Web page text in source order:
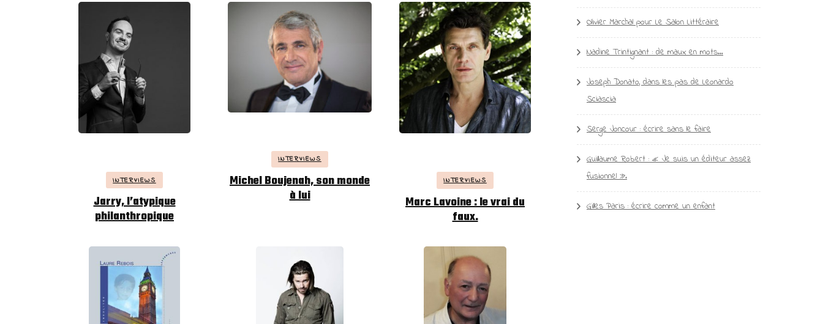
INTERVIEWS
Jarry, l’atypique
philanthropique
INTERVIEWS
Michel Boujenah, son monde
à lui
INTERVIEWS
Marc Lavoine : le vrai du
faux.
Olivier Marchal pour Le Salon Littéraire
Nadine Trintignant : de maux en mots…
Joseph Donato, dans les pas de Leonardo
Sciascia
Serge Joncour : écrire sans le faire
Guillaume Robert : « Je suis un éditeur assez
fusionnel ».
Gilles Paris : écrire comme un enfant